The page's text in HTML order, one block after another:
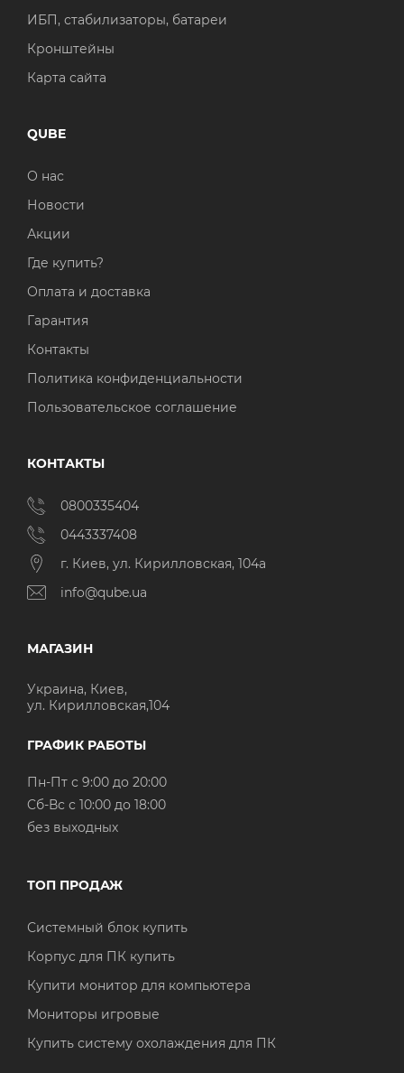
ИБП, стабилизаторы, батареи
Кронштейны
Карта сайта
QUBE
О нас
Новости
Акции
Где купить?
Оплата и доставка
Гарантия
Контакты
Политика конфиденциальности
Пользовательское соглашение
КОНТАКТЫ
0800335404
0443337408
г. Киев, ул. Кирилловская, 104а
info@qube.ua
МАГАЗИН
Украина, Киев,
ул. Кирилловская,104
ГРАФИК РАБОТЫ
Пн-Пт с 9:00 до 20:00
Cб-Вс с 10:00 до 18:00
без выходных
ТОП ПРОДАЖ
Системный блок купить
Корпус для ПК купить
Купити монитор для компьютера
Мониторы игровые
Купить систему охолаждения для ПК